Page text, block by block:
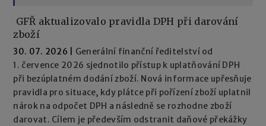
GFŘ aktualizovalo pravidla DPH při darování
zboží
30. 07. 2026
Generální finanční ředitelství od
1. července 2026 sjednotilo přístup k uplatňování DPH
při bezúplatném dodání zboží. Nová informace upřesňuje
pravidla pro situace, kdy plátce při pořízení zboží uplatnil
nárok na odpočet DPH a následně se rozhodne zboží
darovat. Cílem je především odstranit daňové překážky